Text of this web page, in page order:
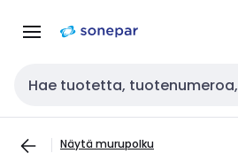
navigointiinsisältöön
Haku
Näytä murupolku